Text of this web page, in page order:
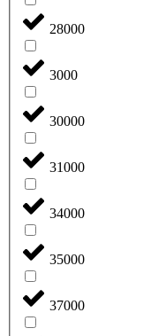
28000
3000
30000
31000
34000
35000
37000